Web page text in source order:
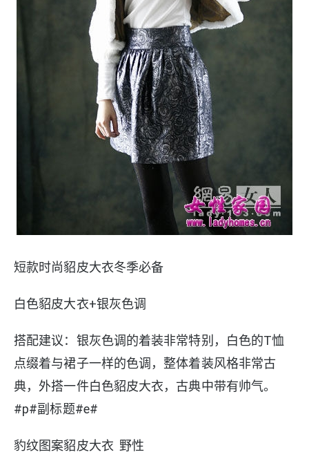
短款时尚貂皮大衣冬季必备
白色貂皮大衣+银灰色调
搭配建议：银灰色调的着装非常特别，白色的T恤
点缀着与裙子一样的色调，整体着装风格非常古
典，外搭一件白色貂皮大衣，古典中带有帅气。
#p#副标题#e#
豹纹图案貂皮大衣 野性